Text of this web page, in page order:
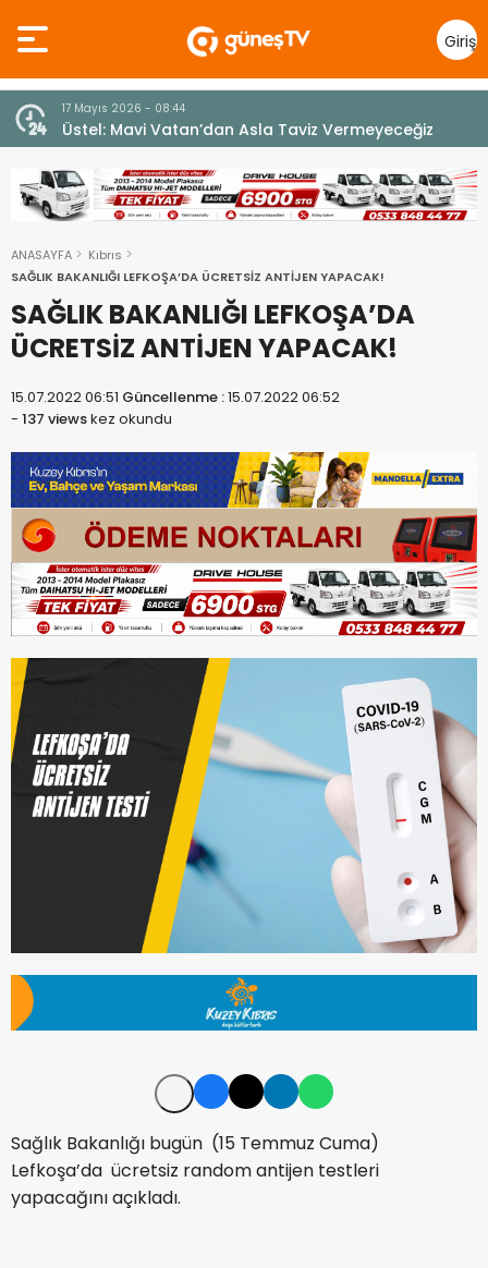
Giriş
Yap
7 Ağustos 2026 - 12:36
ÜSTEL: “ERENKÖY RUHU SONSUZA DEK YAŞAYACAK”
ANASAYFA
Kıbrıs
SAĞLIK BAKANLIĞI LEFKOŞA’DA ÜCRETSİZ ANTİJEN YAPACAK!
SAĞLIK BAKANLIĞI LEFKOŞA’DA
ÜCRETSİZ ANTİJEN YAPACAK!
15.07.2022 06:51 Güncellenme :15.07.2022 06:52
- 137 viewskez okundu
Sağlık Bakanlığı bugün (15 Temmuz Cuma)
Lefkoşa’da ücretsiz random antijen testleri
yapacağını açıkladı.